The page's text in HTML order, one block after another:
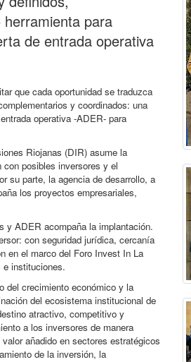
para
de entrada operativa
que cada oportunidad se traduzca
y coordinados: una
operativa -ADER- para
Riojanas (DIR) asume la
posibles inversores y el
su parte, la agencia de desarrollo, a
los proyectos empresariales,
y ADER acompaña la implantación.
con seguridad jurídica, cercanía
en el marco del Foro Invest In La
e instituciones.
del crecimiento económico y la
del ecosistema institucional de
atractivo, competitivo y
a los inversores de manera
añadido en sectores estratégicos
de la inversión, la